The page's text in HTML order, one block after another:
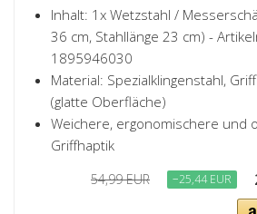
Inhalt: 1x Wetzstahl /
36 cm, Stahllänge 23 cm) -
1895946030
Material: Spezialklingenstahl,
(glatte Oberfläche)
Weichere, ergonomischere und
Griffhaptik
54,99 EUR −25,44 EUR